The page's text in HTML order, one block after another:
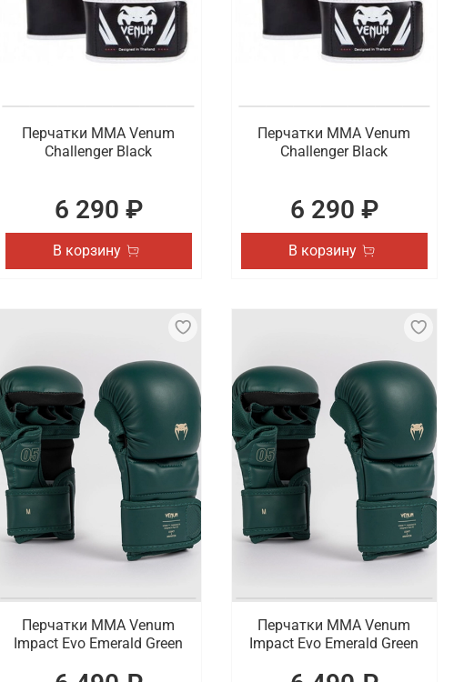
Перчатки ММА Venum
Challenger Black
6 290 ₽
В корзину
Перчатки ММА Venum
Challenger Black
6 290 ₽
В корзину
Перчатки ММА Venum
Impact Evo Emerald Green
Перчатки ММА Venum
Impact Evo Emerald Green